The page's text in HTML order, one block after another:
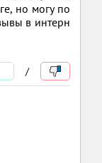
но могу по
в интерн
/